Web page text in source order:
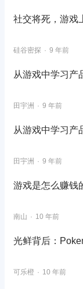
社交将死，游戏
硅谷密探 9 年前
从游戏中学习产
田宇洲 9 年前
从游戏中学习产
田宇洲 9 年前
游戏是怎么赚钱
南山 10 年前
光鲜背后：
可乐橙 10 年前